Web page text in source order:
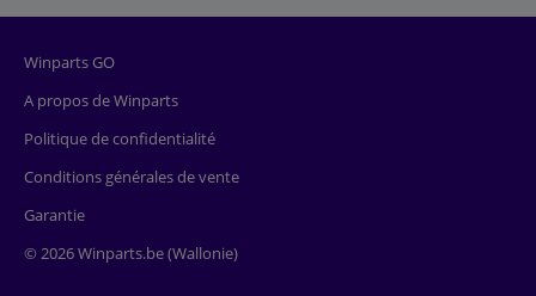
Winparts GO
A propos de Winparts
Politique de confidentialité
Conditions générales de vente
Garantie
© 2026 Winparts.be (Wallonie)